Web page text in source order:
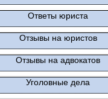
Ответы юриста
Отзывы на юристов
Отзывы на адвокатов
Уголовные дела